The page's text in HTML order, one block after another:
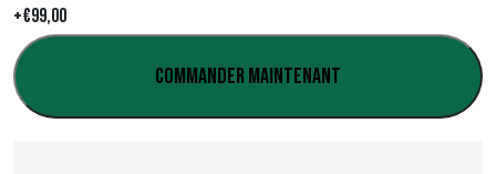
r
i
x
+€99,00
Commander maintenant